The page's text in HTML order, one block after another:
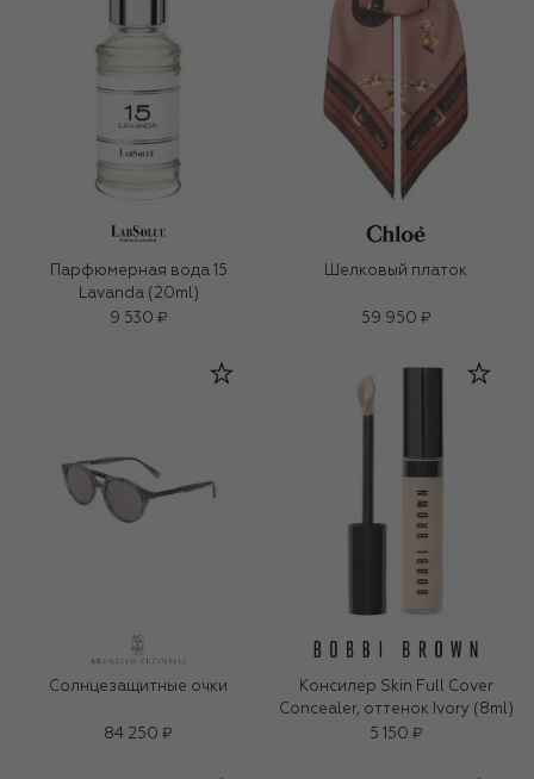
Парфюмерная вода 15
Lavanda (20ml)
9 530 ₽
Шелковый платок
59 950 ₽
Солнцезащитные очки
84 250 ₽
Консилер Skin Full Cover
Concealer, оттенок Ivory (8ml)
5 150 ₽